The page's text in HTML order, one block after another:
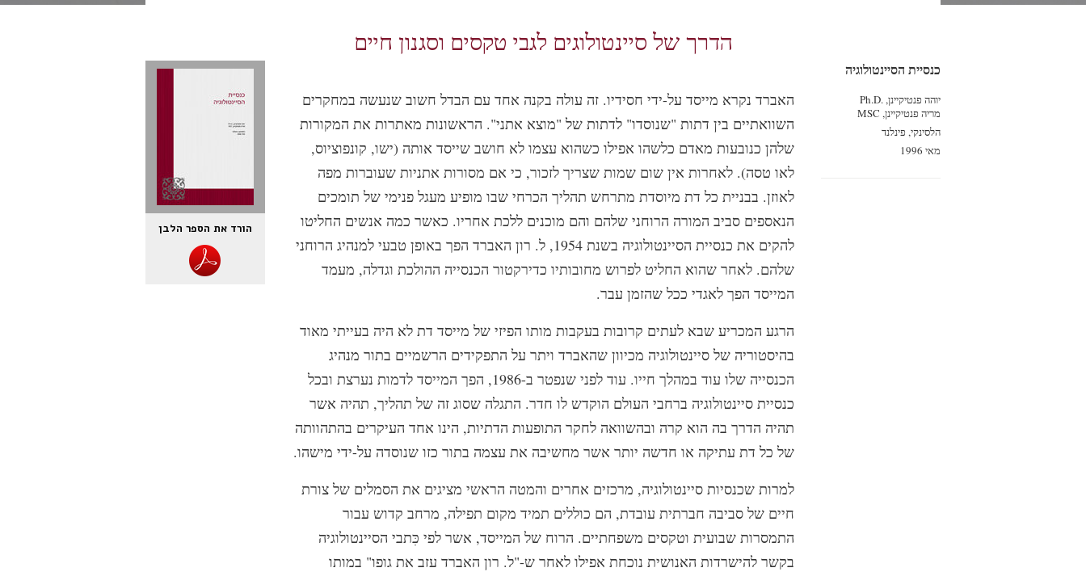
כנסיית הסיינטולוגיה
יוהה פנטיקיינן, Ph.D.‎
מריה פנטיקיינן, MSC
הלסינקי, פינלנד
מאי 1996
הדרך של סיינטולוגים לגבי טקסים וסגנון חיים
האברד נקרא מייסד על-ידי חסידיו. זה עולה בקנה אחד עם הבדל חשוב שנעשה במחקרים
השוואתיים בין דתות "שנוסדו" לדתות של "מוצא אתני". הראשונות מאתרות את המקורות
שלהן כנובעות מאדם כלשהו אפילו כשהוא עצמו לא חושב שייסד אותה (ישו, קונפוציוס,
לאו טסה). לאחרות אין שום שמות שצריך לזכור, כי אם מסורות אתניות שעוברות מפה
לאוזן. בבניית כל דת מיוסדת מתרחש תהליך הכרחי שבו מופיע מעגל פנימי של תומכים
הנאספים סביב המורה הרוחני שלהם והם מוכנים ללכת אחריו. כאשר כמה אנשים החליטו
להקים את כנסיית הסיינטולוגיה בשנת 1954, ל. רון האברד הפך באופן טבעי למנהיג הרוחני
שלהם. לאחר שהוא החליט לפרוש מחובותיו כדירקטור הכנסייה ההולכת וגדלה, מעמד
המייסד הפך לאגדי ככל שהזמן עבר.
הרגע המכריע שבא לעתים קרובות בעקבות מותו הפיזי של מייסד דת לא היה בעייתי מאוד
בהיסטוריה של סיינטולוגיה מכיוון שהאברד ויתר על התפקידים הרשמיים בתור מנהיג
הכנסייה שלו עוד במהלך חייו. עוד לפני שנפטר ב-1986, הפך המייסד לדמות נערצת ובכל
כנסיית סיינטולוגיה ברחבי העולם הוקדש לו חדר. התגלה שסוג זה של תהליך, תהיה אשר
תהיה הדרך בה הוא קרה ובהשוואה לחקר התופעות הדתיות, הינו אחד העיקרים בהתהוותה
של כל דת עתיקה או חדשה יותר אשר מחשיבה את עצמה בתור כזו שנוסדה על-ידי מישהו.
למרות שכנסיות סיינטולוגיה, מרכזים אחרים והמטה הראשי מציגים את הסמלים של צורת
חיים של סביבה חברתית עובדת, הם כוללים תמיד מקום תפילה, מרחב קדוש עבור
התמסרות שבועית וטקסים משפחתיים. הרוח של המייסד, אשר לפי כִּתבי הסיינטולוגיה
בקשר להישרדות האנושית נוכחת אפילו לאחר ש-"ל. רון האברד עזב את גופו" במותו
הורד את הספר הלבן